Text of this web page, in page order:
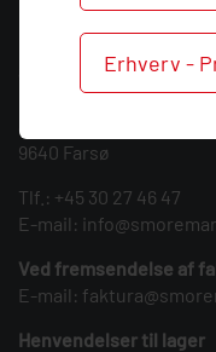
Erhverv -
KONTAKT
Smøremanden A/S
CVR: 39683717
9640 Farsø
Tlf.: +45 30 27 46 47
E-mail:
Ved fremsendelse af
E-mail:
Henvendelser til lager